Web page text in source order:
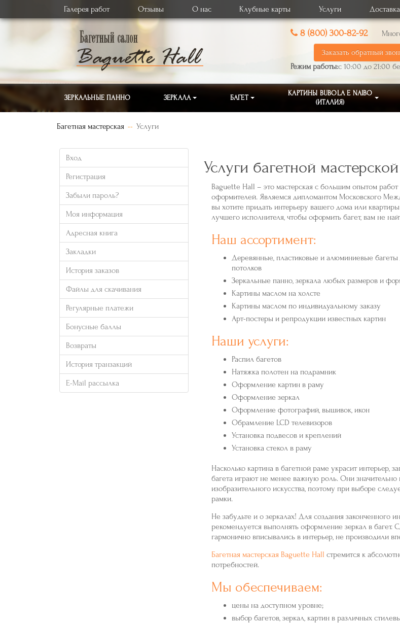
Галерея работ Отзывы О нас Клубные карты Услуги Доставка
8 (800) 300-82-92
Заказать обратный
Режим работы:с 10:00 до 21:00
ЗЕРКАЛЬНЫЕ ПАННО ЗЕРКАЛА БАГЕТ
КАРТИНЫ BUBOLA E NAIBO
(ИТАЛИЯ)
Багетная мастерская Услуги
Вход
Регистрация
Забыли пароль?
Моя информация
Адресная книга
Закладки
История заказов
Файлы для скачивания
Регулярные платежи
Бонусные баллы
Возвраты
История транзакций
E-Mail рассылка
Услуги багетной мастерской
Baguette Hall – это мастерская с большим опытом
оформителей. Являемся дипломантом Московского
вы хотите придать интерьеру вашего дома или
лучшего исполнителя, чтобы оформить багет, вам не
Наш ассортимент:
Деревянные, пластиковые и алюминиевые багеты
потолков
Зеркальные панно, зеркала любых размеров и
Картины маслом на холсте
Картины маслом по индивидуальному заказу
Арт-постеры и репродукции известных картин
Наши услуги:
Распил багетов
Натяжка полотен на подрамник
Оформление картин в раму
Оформление зеркал
Оформление фотографий, вышивок, икон
Обрамление LCD телевизоров
Установка подвесов и креплений
Установка стекол в раму
Насколько картина в багетной раме украсит интерьер,
багета играют не менее важную роль. Они значительно
изобразительного искусства, поэтому при выборе
рамки.
Не забудьте и о зеркалах! Для создания законченного
рекомендуется выполнять оформление зеркал в багет.
гармонично вписывались в интерьер, не производили
Багетная мастерская Baguette Hall стремится к
потребностей.
Мы обеспечиваем:
цены на доступном уровне;
выбор багетов, зеркал, картин в различных